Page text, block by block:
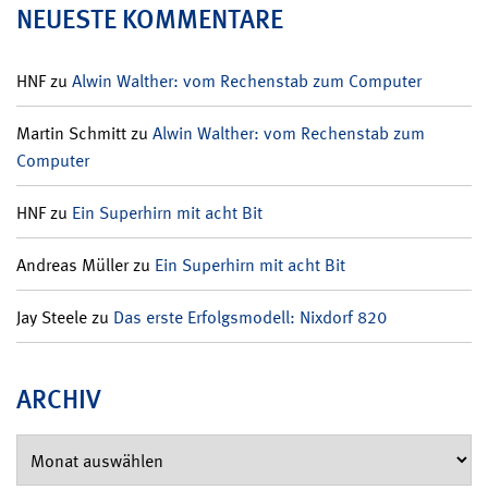
NEUESTE KOMMENTARE
HNFzu Alwin Walther: vom Rechenstab zum Computer
Martin Schmittzu Alwin Walther: vom Rechenstab zum
Computer
HNFzu Ein Superhirn mit acht Bit
Andreas Müllerzu Ein Superhirn mit acht Bit
Jay Steelezu Das erste Erfolgsmodell: Nixdorf 820
ARCHIV